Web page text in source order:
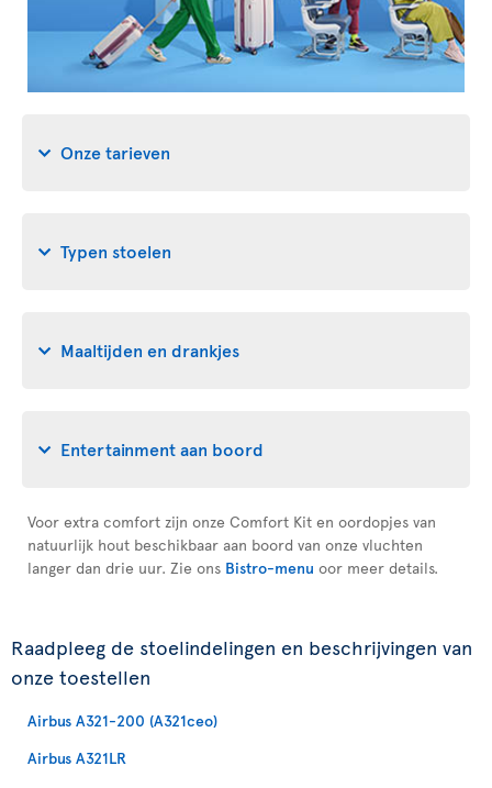
Onze tarieven
Typen stoelen
Maaltijden en drankjes
Entertainment aan boord
Voor extra comfort zijn onze Comfort Kit en oordopjes van
natuurlijk hout beschikbaar aan boord van onze vluchten
langer dan drie uur. Zie ons Bistro-menu oor meer details.
Raadpleeg de stoelindelingen en beschrijvingen van
onze toestellen
Airbus A321-200 (A321ceo)
Airbus A321LR